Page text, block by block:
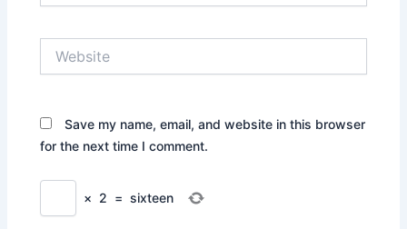
Save my name, email, and website in this browser
for the next time I comment.
× 2 = sixteen